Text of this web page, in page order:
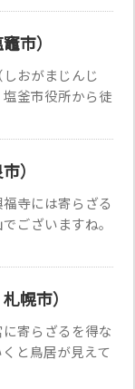
市）
おがまじんじ
釜市役所から徒
）
寺には寄らざる
ございますね。
幌市）
寄らざるを得な
と鳥居が見えて